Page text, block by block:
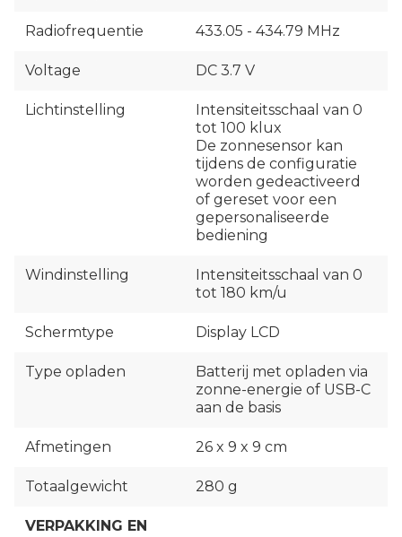
Radiofrequentie 433.05 - 434.79 MHz
Voltage DC 3.7 V
Lichtinstelling
Intensiteitsschaal van 0
tot 100 klux
De zonnesensor kan
tijdens de configuratie
worden gedeactiveerd
of gereset voor een
gepersonaliseerde
bediening
Windinstelling
Intensiteitsschaal van 0
tot 180 km/u
Schermtype Display LCD
Type opladen
Batterij met opladen via
zonne-energie of USB-C
aan de basis
Afmetingen 26 x 9 x 9 cm
Totaalgewicht 280 g
VERPAKKING EN